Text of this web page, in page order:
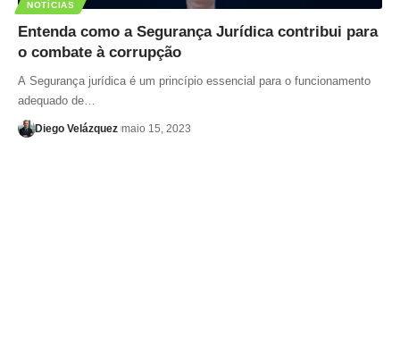
NOTÍCIAS
Entenda como a Segurança Jurídica contribui para
o combate à corrupção
A Segurança jurídica é um princípio essencial para o funcionamento
adequado de…
Diego Velázquez maio 15, 2023